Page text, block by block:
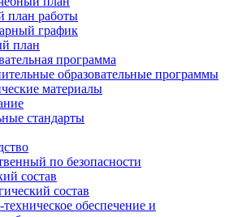
план работы
график
план
программа
образовательные программы
материалы
стандарты
по безопасности
состав
состав
обеспечение и